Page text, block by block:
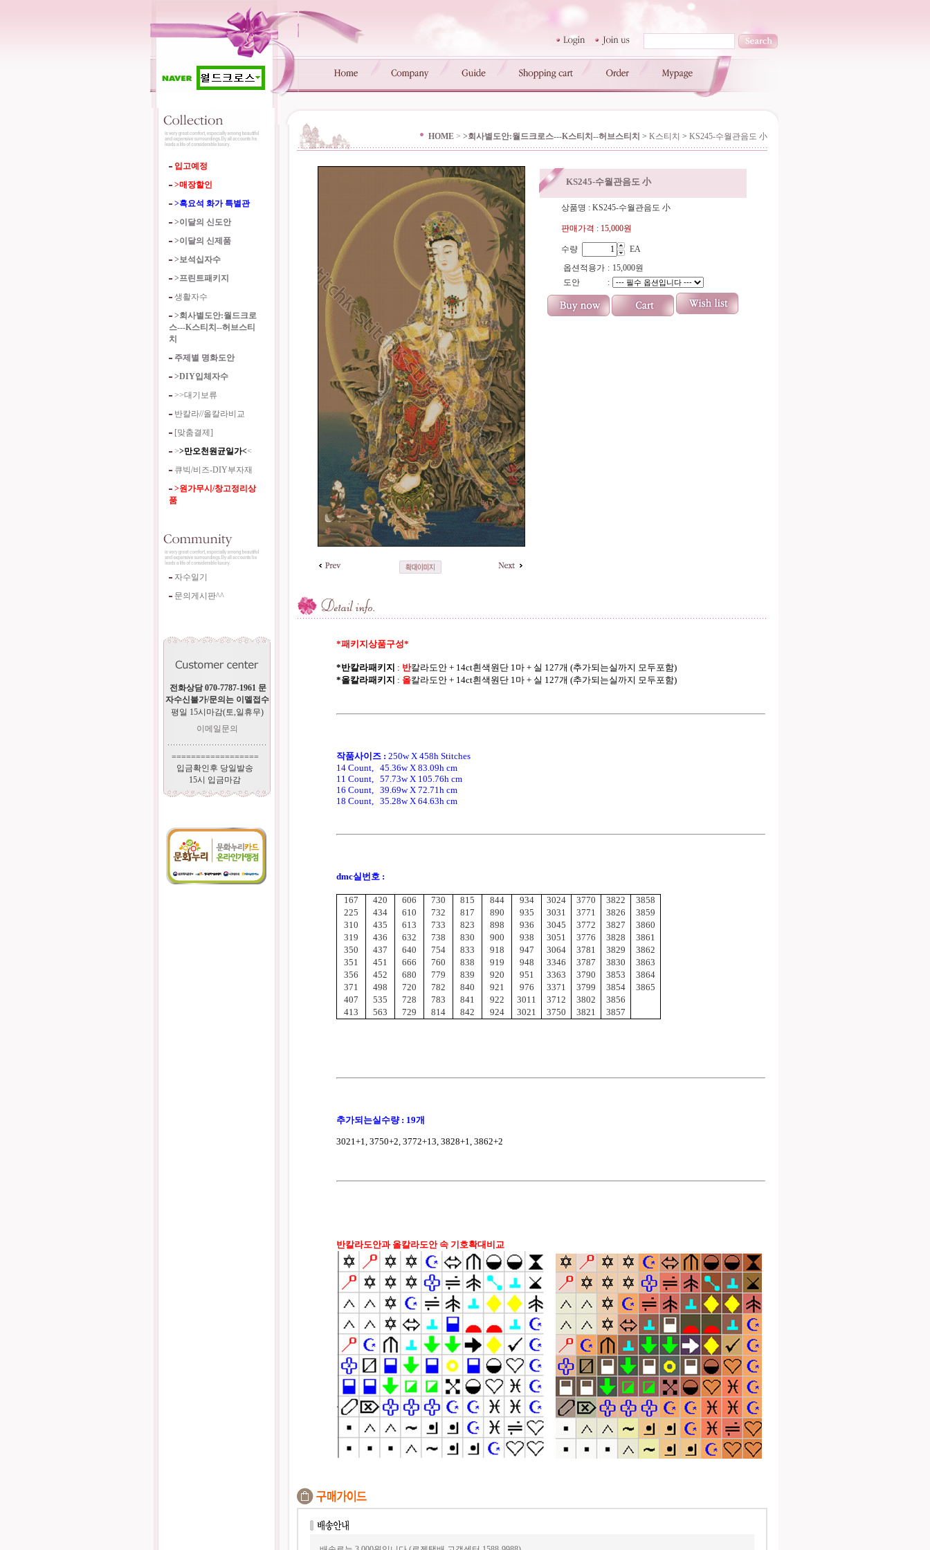
입고예정
>매장할인
>흑요석 화가 특별관
>이달의 신도안
>이달의 신제품
>보석십자수
>프린트패키지
생활자수
>회사별도안:월드크로
스---K스티치--허브스티
치
주제별 명화도안
>DIY입체자수
>>대기보류
반칼라//올칼라비교
[맞춤결제]
>>만오천원균일가<<
큐빅/비즈-DIY부자재
>원가무시/창고정리상
품
자수일기
문의게시판^^
전화상담 070-7787-1961 문
자수신불가/문의는 이멜접수
평일 15시마감(토,일휴무)
이메일문의
==================
입금확인후 당일발송
15시 입금마감
HOME > >회사별도안:월드크로스---K스티치--허브스티치 > K스티치 > KS245-수월관음도 小
KS245-수월관음도 小
상품명 : KS245-수월관음도 小
판매가격 : 15,000원
수량
EA
옵션적용가 : 15,000원
도안
:
*패키지상품구성*
*반칼라패키지 : 반칼라도안 + 14ct흰색원단 1마 + 실 127개 (추가되는실까지 모두포함)
*올칼라패키지 : 올칼라도안 + 14ct흰색원단 1마 + 실 127개 (추가되는실까지 모두포함)
작품사이즈 : 250w X 458h Stitches
14 Count,   45.36w X 83.09h cm
11 Count,   57.73w X 105.76h cm
16 Count,   39.69w X 72.71h cm
18 Count,   35.28w X 64.63h cm
dmc실번호 :
167 420 606 730 815 844 934 3024 3770 3822
3858
225
434 610 732 817 890 935 3031 3771 3826
3859
310
435 613 733 823 898 936 3045 3772 3827
3860
319
436 632 738 830 900 938 3051 3776 3828
3861
350
437 640 754 833 918 947 3064 3781 3829
3862
351
451 666 760 838 919 948 3346 3787 3830
3863
356
452 680 779 839 920 951 3363 3790 3853
3864
371
498 720 782 840 921 976 3371 3799 3854
3865
407
535 728 783 841 922 3011 3712 3802
3856
413
563 729 814 842 924 3021 3750 3821 3857
추가되는실수량 : 19개
3021+1, 3750+2, 3772+13, 3828+1, 3862+2
반칼라도안과 올칼라도안 속 기호확대비교